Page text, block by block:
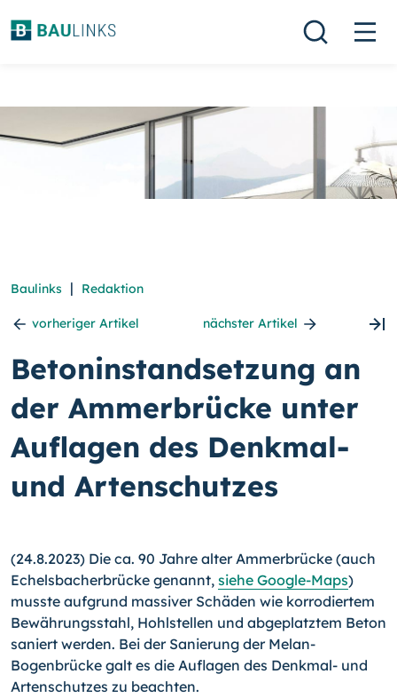
Baulinks | Redaktion
vorheriger Artikel nächster Artikel
Betoninstandsetzung an
der Ammerbrücke unter
Auflagen des Denkmal-
und Artenschutzes
(24.8.2023) Die ca. 90 Jahre alter Ammerbrücke (auch
Echelsbacherbrücke genannt, siehe Google-Maps)
musste aufgrund massiver Schäden wie korrodiertem
Bewährungsstahl, Hohlstellen und abgeplatztem Beton
saniert werden. Bei der Sanierung der Melan-
Bogenbrücke galt es die Auflagen des Denkmal- und
Artenschutzes zu beachten.